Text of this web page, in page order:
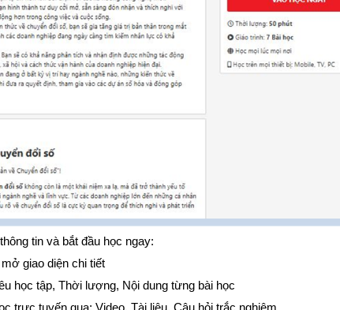
tin và bắt đầu học ngay:
giao diện chi tiết
học tập, Thời lượng, Nội dung từng bài học
trực tuyến qua: Video, Tài liệu, Câu hỏi trắc nghiệm